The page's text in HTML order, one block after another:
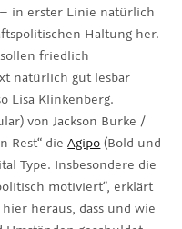
in erster Linie natürlich
Haltung her.
sollen friedlich
natürlich gut lesbar
Lisa Klinkenberg.
von Jackson Burke /
Rest“ dieAgipo (Bold und
Type. Insbesondere die
motiviert“, erklärt
heraus, dass und wie